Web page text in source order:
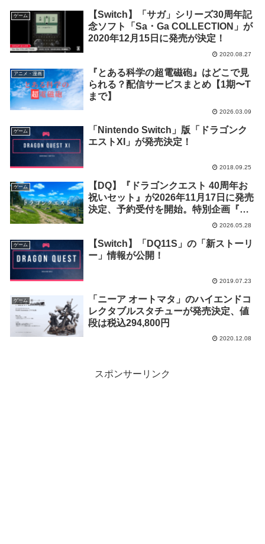
ゲーム
【Switch】「サガ」シリーズ30周年記
念ソフト「Sa ･ Ga COLLECTION」が
2020年12月15日に発売が決定！
2020.08.27
アニメ・漫画
『とある科学の超電磁砲』はどこで見
られる？配信サービスまとめ【1期〜T
まで】
2026.03.09
ゲーム
「Nintendo Switch」版「ドラゴンク
エストXI」が発売決定！
2018.09.25
ゲーム
【DQ】『ドラゴンクエスト 40周年お
祝いセット』が2026年11月17日に発売
決定、予約受付を開始。特別企画『め
2026.05.28
ゲーム
【Switch】「DQ11S」の「新ストーリ
ー」情報が公開！
2019.07.23
ゲーム
「ニーア オートマタ」のハイエンドコ
レクタブルスタチューが発売決定、値
段は税込294,800円
2020.12.08
スポンサーリンク